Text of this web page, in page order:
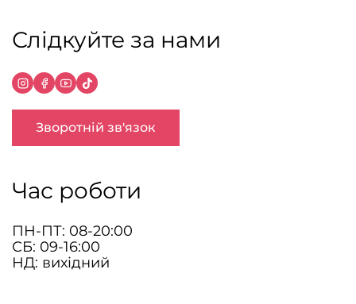
Слідкуйте за нами
Зворотній зв'язок
Час роботи
ПН-ПТ: 08-20:00
СБ: 09-16:00
НД: вихідний